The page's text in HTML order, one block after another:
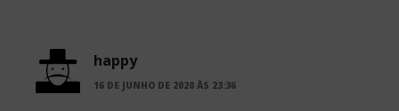
happy
16 DE JUNHO DE 2020 ÀS 23:36